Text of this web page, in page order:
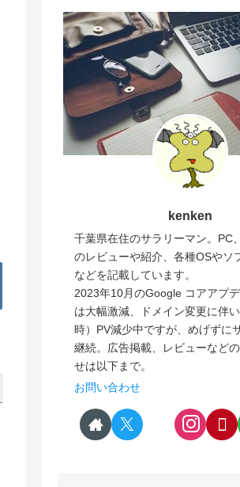
kenken
千葉県在住のサラリーマン。PC
のレビューや紹介、各種OSやソ
などを記載しています。
2023年10月のGoogle コアアプ
は大幅激減、ドメイン変更に伴
時）PV減少中ですが、めげずに
継続。広告掲載、レビューなど
せは以下まで。
お問い合わせ